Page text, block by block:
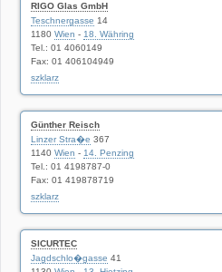
RIGO Glas GmbH
Teschnergasse 14
1180 Wien - 18. Währing
Tel.: 01 4060149
Fax: 01 406104949
szklarz
Günther Reisch
Linzer Stra�e 367
1140 Wien - 14. Penzing
Tel.: 01 4198787-0
Fax: 01 419878719
szklarz
SICURTEC
Jagdschlo�gasse 41